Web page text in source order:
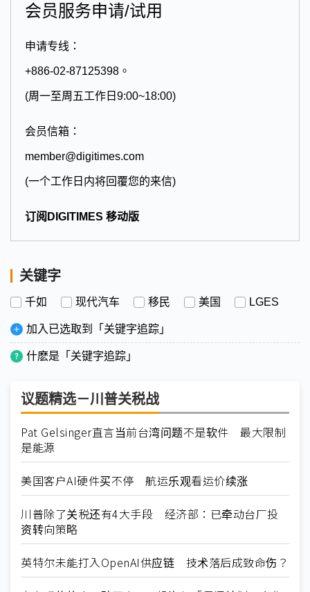
会员服务申请/试用
申请专线：
+886-02-87125398。
(周一至周五工作日9:00~18:00)
会员信箱：
member@digitimes.com
(一个工作日内将回覆您的来信)
订阅DIGITIMES 移动版
关键字
千如 现代汽车 移民 美国 LGES
加入已选取到「关键字追踪」
什麽是「关键字追踪」
议题精选－川普关税战
Pat Gelsinger直言当前台湾问题不是软件 最大限制
是能源
美国客户AI硬件买不停 航运乐观看运价续涨
川普除了关税还有4大手段 经济部：已牵动台厂投
资转向策略
英特尔未能打入OpenAI供应链 技术落后成致命伤？